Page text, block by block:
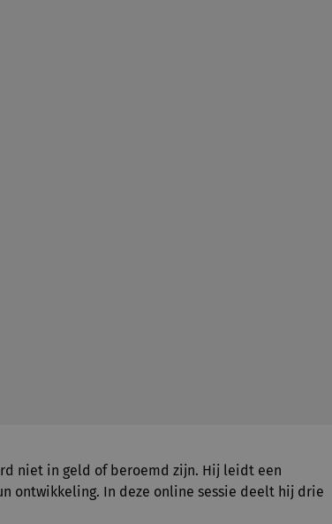
niet in geld of beroemd zijn. Hij leidt een
ontwikkeling. In deze online sessie deelt hij drie